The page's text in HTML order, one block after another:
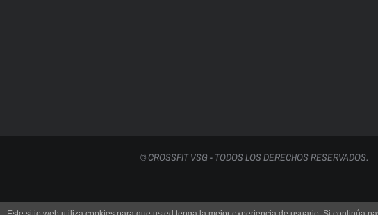
© CROSSFIT VSG - TODOS LOS DERECHOS RESERVADOS.